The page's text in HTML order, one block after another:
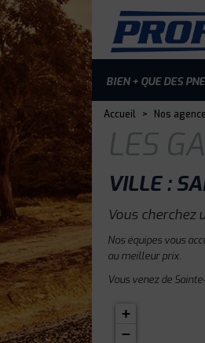
BIEN + QUE DES
Accueil > Nos
LES
VILLE :
Vous cherchez
Nos équipes vous
au meilleur prix.
Vous venez de
+
−